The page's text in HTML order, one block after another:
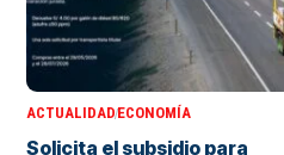
ACTUALIDADECONOMÍA
Solicita el subsidio para